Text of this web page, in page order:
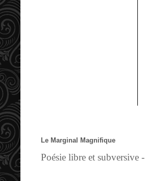
Le Marginal Magnifique
Poésie libre et subversive -